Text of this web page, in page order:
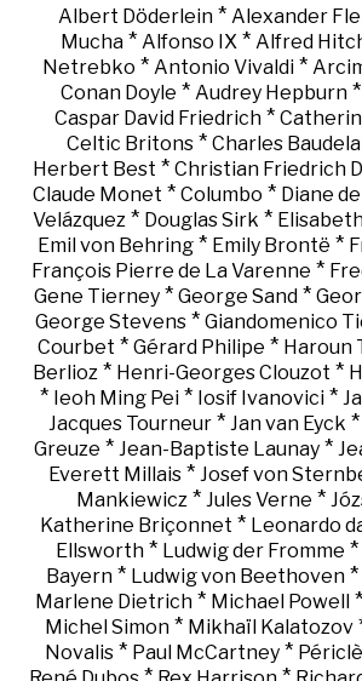
Albert Döderlein* Alexander
Mucha * Alfonso IX * Alfred
Netrebko * Antonio Vivaldi*
Conan Doyle * Audrey Hepburn *
Caspar David Friedrich*
Celtic Britons * Charles
Herbert Best * Christian Friedrich
Claude Monet * Columbo * Diane
Velázquez * Douglas Sirk *
Emil von Behring * Emily Brontë *
François Pierre de La Varenne *
Gene Tierney * George Sand *
George Stevens * Giandomenico
Courbet * Gérard Philipe * Haroun
Berlioz * Henri-Georges Clouzot *
* Ieoh Ming Pei * Iosif Ivanovici *
Jacques Tourneur* Jan van Eyck *
Greuze * Jean-Baptiste Launay*
Everett Millais * Josef von
Mankiewicz * Jules Verne *
Katherine Briçonnet * Leonardo
Ellsworth* Ludwig der Fromme *
Bayern* Ludwig von Beethoven*
Marlene Dietrich* Michael Powell*
Michel Simon * Mikhaïl Kalatozov
Novalis* Paul McCartney*